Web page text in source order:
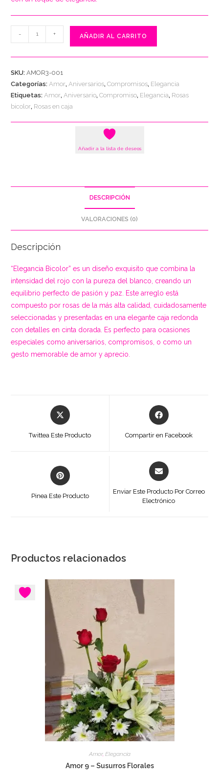
3
-
cantidad
- + AÑADIR AL CARRITO
SKU:AMOR3-001
Categorías: Amor, Aniversarios,Compromisos, Elegancia
Etiquetas: Amor, Aniversario,Compromiso, Elegancia, Rosas
bicolor, Rosas en caja
Añadir a la lista de deseos
DESCRIPCIÓN
VALORACIONES (0)
Descripción
“Elegancia Bicolor” es un diseño exquisito que combina la
intensidad del rojo con la pureza del blanco, creando un
equilibrio perfecto de pasión y paz. Este arreglo está
compuesto por rosas de la más alta calidad, cuidadosamente
seleccionadas y presentadas en una elegante caja redonda
con detalles en cinta dorada. Es perfecto para ocasiones
especiales como aniversarios, compromisos, o como un
gesto memorable de amor y aprecio.
Se
abre
Twittea Este Producto
Se
abre
ventana
Compartir en Facebook
Se
abre
Pinea Este Producto
Se
abre
Enviar Este Producto Por Correo
Electrónico
Productos relacionados
Amor, Elegancia
Amor 9 – Susurros Florales